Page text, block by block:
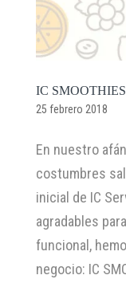
IC SMOOTHIES
25 febrero 2018
En nuestro
costumbres
inicial de IC
agradables
funcional,
negocio: IC